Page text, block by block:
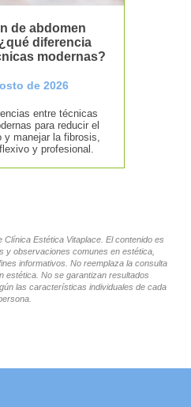
de abdomen
diferencia
modernas?
de 2026
entre técnicas
para reducir el
y manejar la fibrosis,
y profesional.
Estética Vitaplace. El contenido es
y observaciones comunes en estética,
informativos. No reemplaza la consulta
estética. No se garantizan resultados
las características individuales de cada